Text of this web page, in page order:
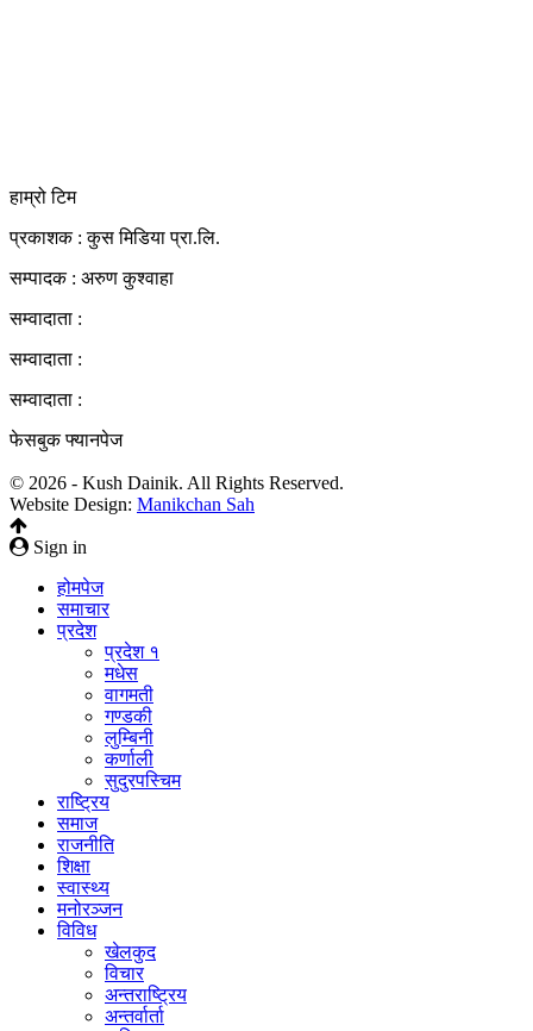
हाम्रो टिम
प्रकाशक : कुस मिडिया प्रा‍.लि.
सम्पादक : अरुण कुश्वाहा
सम्वादाता :
सम्वादाता :
सम्वादाता :
फेसबुक फ्यानपेज
© 2026 - Kush Dainik. All Rights Reserved.
Website Design: Manikchan Sah
Sign in
होमपेज
समाचार
प्रदेश
प्रदेश १
मधेस
वागमती
गण्डकी
लुम्बिनी
कर्णाली
सुदुरपस्चिम
राष्ट्रिय
समाज
राजनीति
शिक्षा
स्वास्थ्य
मनोरञ्जन
विविध
खेलकुद
विचार
अन्तराष्ट्रिय
अन्तर्वार्ता